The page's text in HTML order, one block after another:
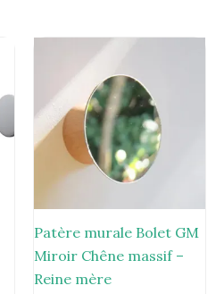
Patère murale Bolet GM
Miroir Chêne massif –
Reine mère